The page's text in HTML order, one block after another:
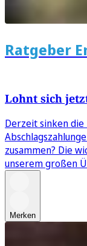
Ratgeber
Lohnt sich
Derzeit sinken die
zusammen? Die
unserem großen
Merken